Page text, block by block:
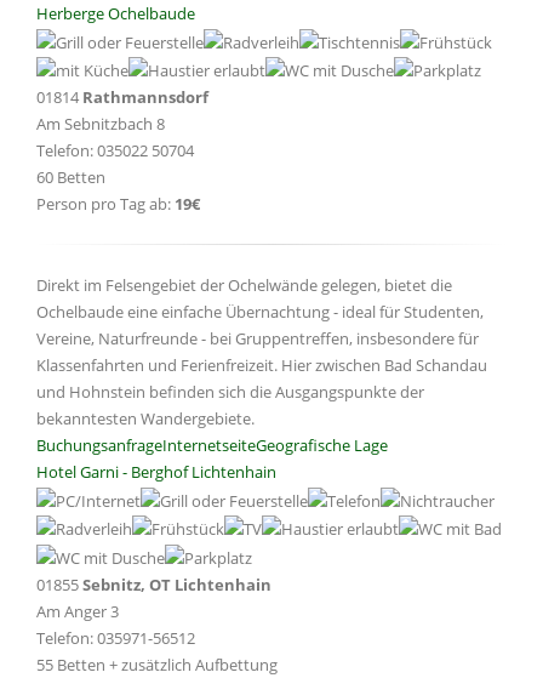
Herberge Ochelbaude
01814 Rathmannsdorf
Am Sebnitzbach 8
Telefon: 035022 50704
60 Betten
Person pro Tag ab: 19€
Direkt im Felsengebiet der Ochelwände gelegen, bietet die
Ochelbaude eine einfache Übernachtung - ideal für Studenten,
Vereine, Naturfreunde - bei Gruppentreffen, insbesondere für
Klassenfahrten und Ferienfreizeit. Hier zwischen Bad Schandau
und Hohnstein befinden sich die Ausgangspunkte der
bekanntesten Wandergebiete.
BuchungsanfrageInternetseiteGeografische Lage
Hotel Garni - Berghof Lichtenhain
01855Sebnitz, OT Lichtenhain
Am Anger 3
Telefon: 035971-56512
55 Betten + zusätzlich Aufbettung